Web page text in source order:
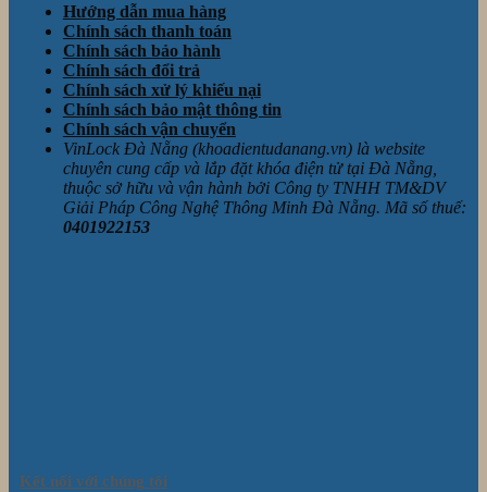
Hướng dẫn mua hàng
Chính sách thanh toán
Chính sách bảo hành
Chính sách đổi trả
Chính sách xử lý khiếu nại
Chính sách bảo mật thông tin
Chính sách vận chuyển
VinLock Đà Nẵng (khoadientudanang.vn) là website
chuyên cung cấp và lắp đặt khóa điện tử tại Đà Nẵng,
thuộc sở hữu và vận hành bởi Công ty TNHH TM&DV
Giải Pháp Công Nghệ Thông Minh Đà Nẵng. Mã số thuế:
0401922153
Kết nối với chúng tôi